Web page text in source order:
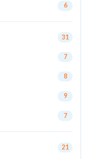
6
31
7
8
9
7
21